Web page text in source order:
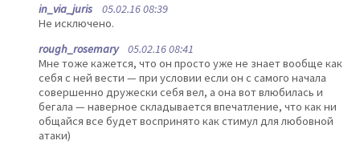
in_via_juris 05.02.16 08:39
Не исключено.
rough_rosemary05.02.16 08:41
Мне тоже кажется, что он просто уже не знает вообще как
себя с ней вести — при условии если он с самого начала
совершенно дружески себя вел, а она вот влюбилась и
бегала — наверное складывается впечатление, что как ни
общайся все будет воспринято как стимул для любовной
атаки)